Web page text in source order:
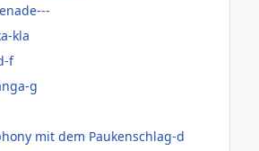
kla
f
g
mit dem Paukenschlag-d